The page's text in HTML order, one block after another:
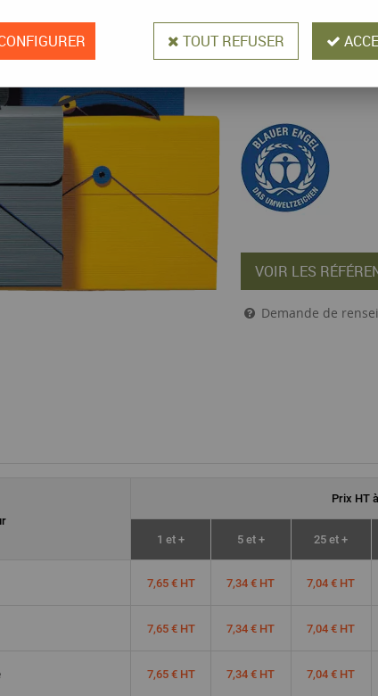
Cette valisette est idéale
sa poignée en cuir
de couleur contrastée.
VOIR LES
Demande de
Prix HT
1 et + 5 et + 25 et +
7,65 € HT 7,34 € HT 7,04 € HT
7,65 € HT 7,34 € HT 7,04 € HT
7,65 € HT 7,34 € HT 7,04 € HT
TOUT REFUSER